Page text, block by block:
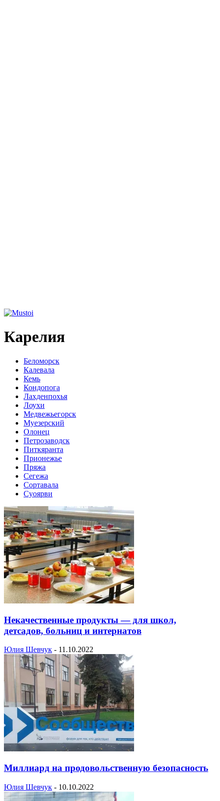
Карелия
Беломорск
Калевала
Кемь
Кондопога
Лахденпохья
Лоухи
Медвежьегорск
Муезерский
Олонец
Петрозаводск
Питкяранта
Прионежье
Пряжа
Сегежа
Сортавала
Суоярви
Некачественные продукты — для школ,
детсадов, больниц и интернатов
Юлия Шевчук - 11.10.2022
Миллиард на продовольственную безопасность
Юлия Шевчук - 10.10.2022